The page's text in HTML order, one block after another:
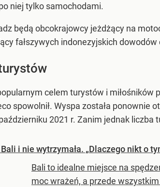
niej tylko samochodami.
będą obcokrajowcy jeżdżący na
fałszywych indonezyjskich
celem turystów i
spowolnił. Wyspa została ponownie
2021 r. Zanim jednak
i nie wytrzymała. „Dlaczego nikt o
Bali to idealne miejsce na
moc wrażeń, a przede